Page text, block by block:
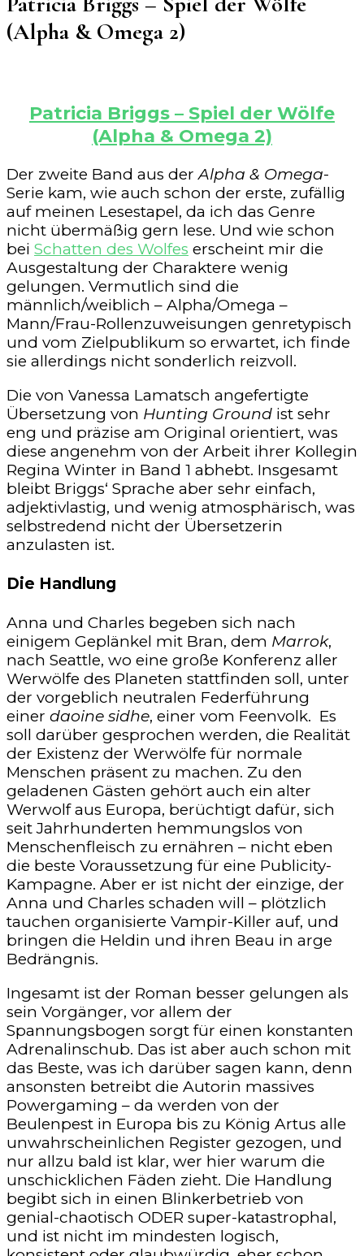
(Alpha & Omega 2)
Patricia Briggs – Spiel der Wölfe
(Alpha & Omega 2)
Der zweite Band aus derAlpha & Omega-
Serie kam, wie auch schon der erste, zufällig
auf meinen Lesestapel, da ich das Genre
nicht übermäßig gern lese. Und wie schon
bei Schatten des Wolfes erscheint mir die
Ausgestaltung der Charaktere wenig
gelungen. Vermutlich sind die
männlich/weiblich – Alpha/Omega –
Mann/Frau-Rollenzuweisungen genretypisch
und vom Zielpublikum so erwartet, ich finde
sie allerdings nicht sonderlich reizvoll.
Die von Vanessa Lamatsch angefertigte
Übersetzung von Hunting Ground ist sehr
eng und präzise am Original orientiert, was
diese angenehm von der Arbeit ihrer Kollegin
Regina Winter in Band 1 abhebt. Insgesamt
bleibt Briggs‘ Sprache aber sehr einfach,
adjektivlastig, und wenig atmosphärisch, was
selbstredend nicht der Übersetzerin
anzulasten ist.
Die Handlung
Anna und Charles begeben sich nach
einigem Geplänkel mit Bran, dem Marrok,
nach Seattle, wo eine große Konferenz aller
Werwölfe des Planeten stattfinden soll, unter
der vorgeblich neutralen Federführung
einer daoine sidhe, einer vom Feenvolk. Es
soll darüber gesprochen werden, die Realität
der Existenz der Werwölfe für normale
Menschen präsent zu machen. Zu den
geladenen Gästen gehört auch ein alter
Werwolf aus Europa, berüchtigt dafür, sich
seit Jahrhunderten hemmungslos von
Menschenfleisch zu ernähren – nicht eben
die beste Voraussetzung für eine Publicity-
Kampagne. Aber er ist nicht der einzige, der
Anna und Charles schaden will – plötzlich
tauchen organisierte Vampir-Killer auf, und
bringen die Heldin und ihren Beau in arge
Bedrängnis.
Ingesamt ist der Roman besser gelungen als
sein Vorgänger, vor allem der
Spannungsbogen sorgt für einen konstanten
Adrenalinschub. Das ist aber auch schon mit
das Beste, was ich darüber sagen kann, denn
ansonsten betreibt die Autorin massives
Powergaming – da werden von der
Beulenpest in Europa bis zu König Artus alle
unwahrscheinlichen Register gezogen, und
nur allzu bald ist klar, wer hier warum die
unschicklichen Fäden zieht. Die Handlung
begibt sich in einen Blinkerbetrieb von
genial-chaotisch ODER super-katastrophal,
und ist nicht im mindesten logisch,